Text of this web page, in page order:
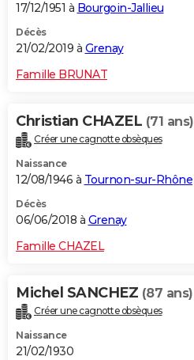
17/12/1951 à Bourgoin-Jallieu
Décès
21/02/2019 à Grenay
Famille BRUNAT
Christian CHAZEL (71 ans)
Créer une cagnotte obsèques
Naissance
12/08/1946 à Tournon-sur-Rhône
Décès
06/06/2018 à Grenay
Famille CHAZEL
Michel SANCHEZ (87 ans)
Créer une cagnotte obsèques
Naissance
21/02/1930